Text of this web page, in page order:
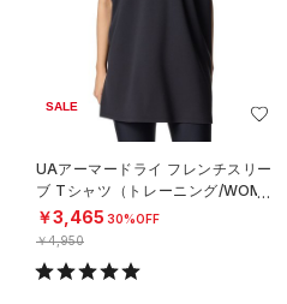
SALE
UAアーマードライ フレンチスリー
ブ Tシャツ（トレーニング/WOME
N）
￥3,465 30%OFF
￥4,950